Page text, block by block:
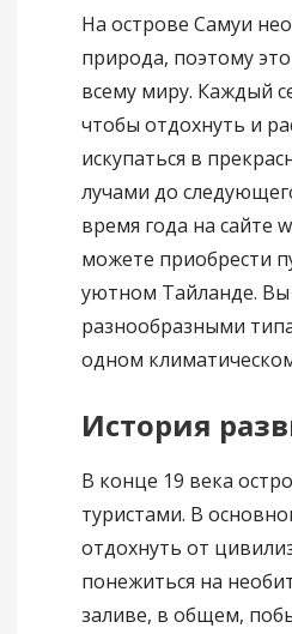
На острове Самуи
природа, поэтому
всему миру. Каждый
чтобы отдохнуть и
искупаться в
лучами до
время года на сайте
можете приобрести
уютном Тайланде.
разнообразными
одном
История
В конце 19 века
туристами. В
отдохнуть от
понежиться на
заливе, в общем,